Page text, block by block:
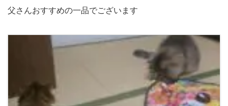
父さんおすすめの一品でございます